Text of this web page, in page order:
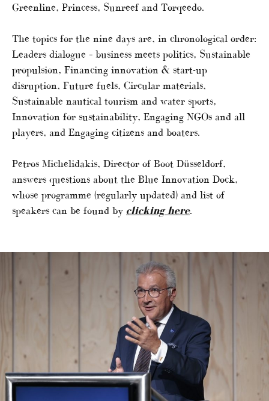
Greenline, Princess, Sunreef and Torqeedo.
The topics for the nine days are, in chronological order:
Leaders dialogue – business meets politics, Sustainable
propulsion, Financing innovation & start-up
disruption, Future fuels, Circular materials,
Sustainable nautical tourism and water sports,
Innovation for sustainability, Engaging NGOs and all
players, and Engaging citizens and boaters.
Petros Michelidakis, Director of Boot Düsseldorf,
answers questions about the Blue Innovation Dock,
whose programme (regularly updated) and list of
speakers can be found by clicking here.